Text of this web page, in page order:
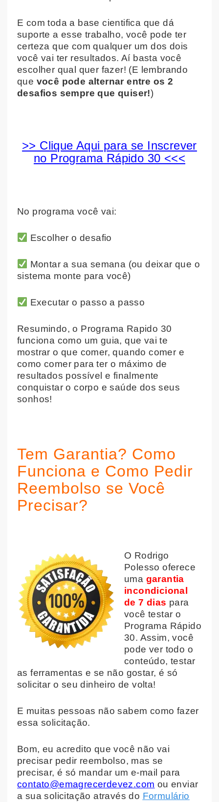
E com toda a base cientifica que dá
suporte a esse trabalho, você pode ter
certeza que com qualquer um dos dois
você vai ter resultados. Aí basta você
escolher qual quer fazer! (E lembrando
que você pode alternar entre os 2
desafios sempre que quiser!)
>> Clique Aqui para se Inscrever
no Programa Rápido 30 <<<
No programa você vai:
Escolher o desafio
Montar a sua semana (ou deixar que o
sistema monte para você)
Executar o passo a passo
Resumindo, o Programa Rapido 30
funciona como um guia, que vai te
mostrar o que comer, quando comer e
como comer para ter o máximo de
resultados possível e finalmente
conquistar o corpo e saúde dos seus
sonhos!
Tem Garantia? Como
Funciona e Como Pedir
Reembolso se Você
Precisar?
O Rodrigo
Polesso oferece
uma garantia
incondicional
de 7 dias para
você testar o
Programa Rápido
30. Assim, você
pode ver todo o
conteúdo, testar
as ferramentas e se não gostar, é só
solicitar o seu dinheiro de volta!
E muitas pessoas não sabem como fazer
essa solicitação.
Bom, eu acredito que você não vai
precisar pedir reembolso, mas se
precisar, é só mandar um e-mail para
contato@emagrecerdevez.com ou enviar
a sua solicitação através do Formulário